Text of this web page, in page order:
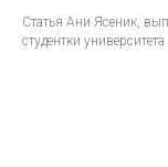
Статья Ани Ясеник,
студентки университета